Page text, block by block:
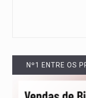
Nº1 ENTRE OS